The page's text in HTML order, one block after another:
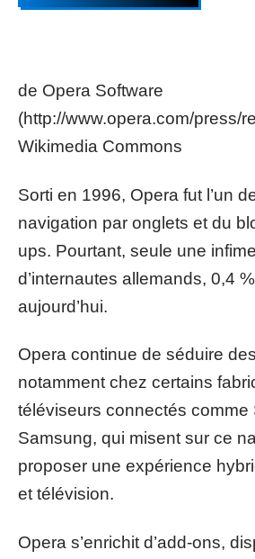
de Opera Software
(http://www.opera.com/press/
Wikimedia Commons
Sorti en 1996, Opera fut l’un
navigation par onglets et du
ups. Pourtant, seule une
d’internautes allemands, 0,4
aujourd’hui.
Opera continue de séduire
notamment chez certains
téléviseurs connectés comme
Samsung, qui misent sur ce
proposer une expérience
et télévision.
Opera s’enrichit d’add-ons,